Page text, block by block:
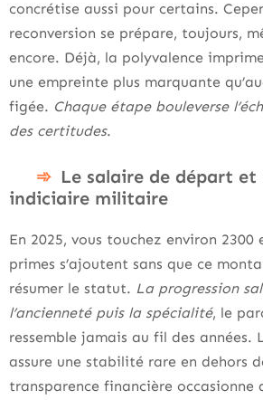
concrétise aussi pour certains.
reconversion se prépare, toujours,
encore. Déjà, la polyvalence
une empreinte plus marquante
figée. Chaque étape bouleverse
des certitudes.
Le salaire de départ et
indiciaire militaire
En 2025, vous touchez environ 2300
primes s’ajoutent sans que ce
résumer le statut. La progression
l’ancienneté puis la spécialité, le
ressemble jamais au fil des années.
assure une stabilité rare en dehors
transparence financière